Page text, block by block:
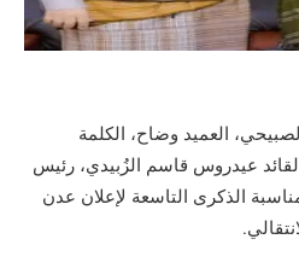
العميد وضاح، الكلمة
القائد عيدروس قاسم الزُبيدي، رئيس
الذكرى التاسعة لإعلان عدن